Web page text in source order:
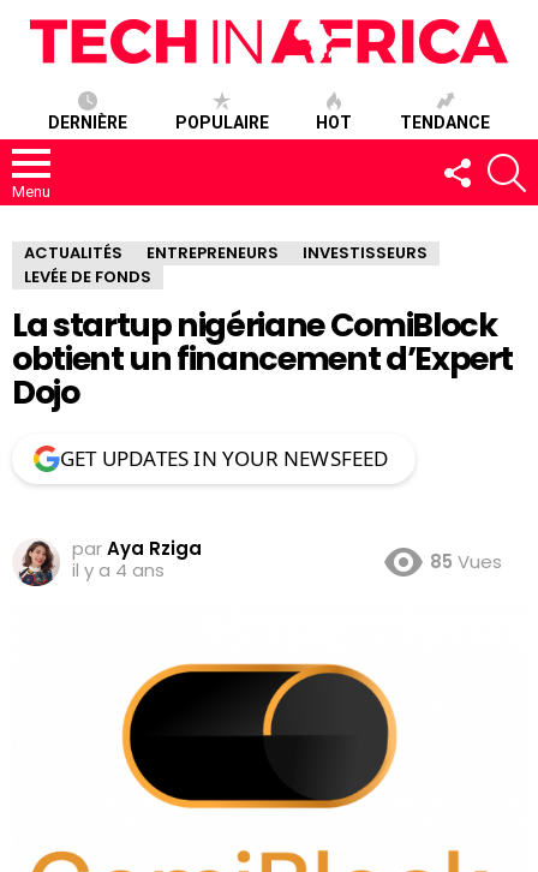
DERNIÈRE POPULAIRE HOT TENDANCE
Menu
SUIVEZ-
NOUS
ACTUALITÉS ENTREPRENEURS
INVESTISSEURS
LEVÉE DE FONDS
La startup nigériane ComiBlock
obtient un financement d’Expert
Dojo
GET UPDATES IN YOUR NEWSFEED
parAya Rziga
il y a 4 ans
85 Vues